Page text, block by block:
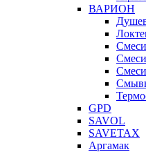
ВАРИОН
GPD
SAVOL
SAVETAX
Аргамак